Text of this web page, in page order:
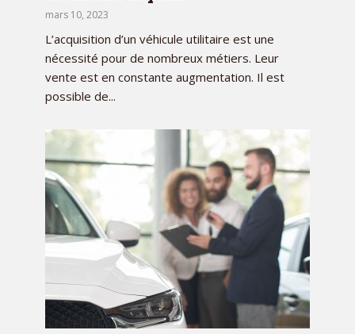
mars 10, 2023
L’acquisition d’un véhicule utilitaire est une
nécessité pour de nombreux métiers. Leur
vente est en constante augmentation. Il est
possible de...